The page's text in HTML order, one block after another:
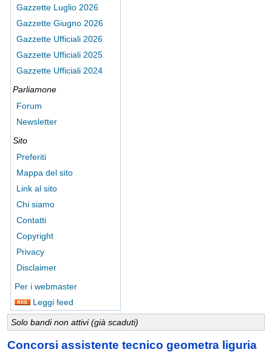
Gazzette Luglio 2026
Gazzette Giugno 2026
Gazzette Ufficiali 2026
Gazzette Ufficiali 2025
Gazzette Ufficiali 2024
Parliamone
Forum
Newsletter
Sito
Preferiti
Mappa del sito
Link al sito
Chi siamo
Contatti
Copyright
Privacy
Disclaimer
Per i webmaster
Leggi feed
Solo bandi non attivi (già scaduti)
Concorsi assistente tecnico geometra liguria